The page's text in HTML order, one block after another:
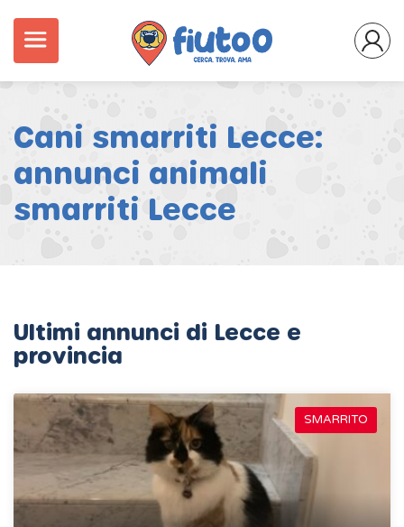
Cani smarriti Lecce:
annunci animali
smarriti Lecce
Ultimi annunci di Lecce e
provincia
SMARRITO